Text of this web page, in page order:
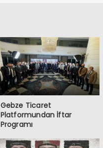
Gebze Ticaret
Platformundan İftar
Programı